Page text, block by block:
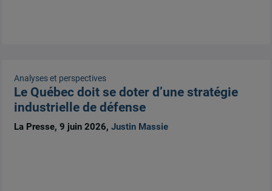
Analyses et perspectives
Le Québec doit se doter d’une stratégie
industrielle de défense
La Presse, 9 juin 2026, Justin Massie